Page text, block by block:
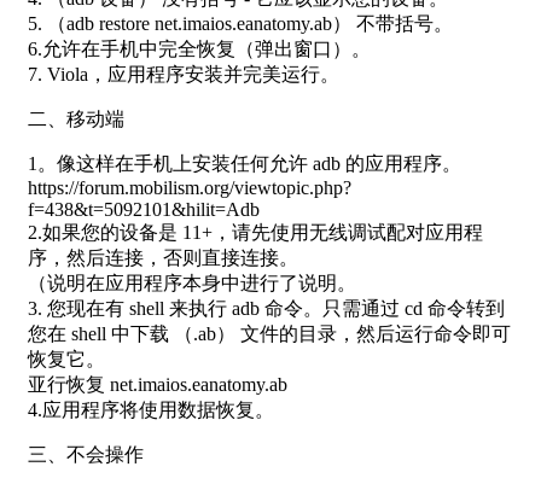
5. （adb restore net.imaios.eanatomy.ab） 不带括号。
6.允许在手机中完全恢复（弹出窗口）。
7. Viola，应用程序安装并完美运行。
二、移动端
1。像这样在手机上安装任何允许 adb 的应用程序。
https://forum.mobilism.org/viewtopic.php?
f=438&t=5092101&hilit=Adb
2.如果您的设备是 11+，请先使用无线调试配对应用程
序，然后连接，否则直接连接。
（说明在应用程序本身中进行了说明。
3. 您现在有 shell 来执行 adb 命令。只需通过 cd 命令转到
您在 shell 中下载 （.ab） 文件的目录，然后运行命令即可
恢复它。
亚行恢复 net.imaios.eanatomy.ab
4.应用程序将使用数据恢复。
三、不会操作